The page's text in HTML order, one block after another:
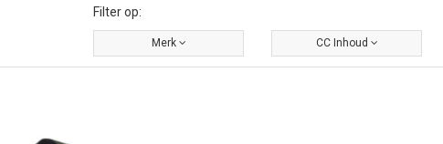
Filter op:
Merk CC Inhoud